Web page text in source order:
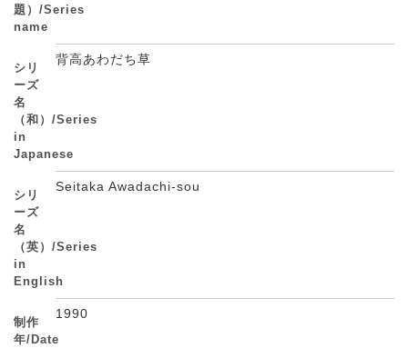
題）/Series
name
シリ
ーズ
名
（和）/Series
in
Japanese
背高あわだち草
シリ
ーズ
名
（英）/Series
in
English
Seitaka Awadachi-sou
制作
年/Date
1990